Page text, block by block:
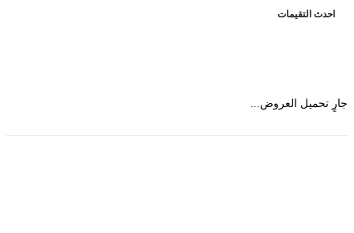
التقيمات
تحميل العروض...